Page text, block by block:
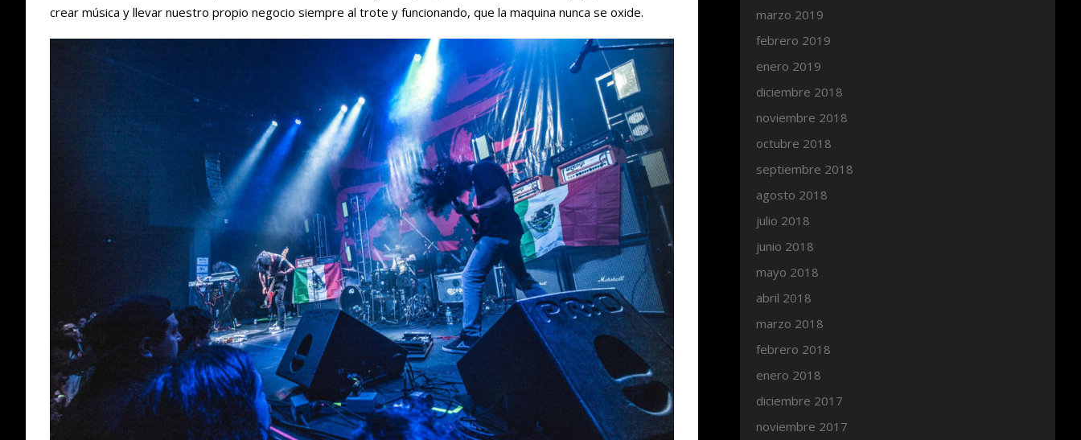
crear música y llevar nuestro propio negocio siempre al trote y funcionando, que la maquina nunca se oxide.
marzo 2019
febrero 2019
enero 2019
diciembre 2018
noviembre 2018
octubre 2018
septiembre 2018
agosto 2018
julio 2018
junio 2018
mayo 2018
abril 2018
marzo 2018
febrero 2018
enero 2018
diciembre 2017
noviembre 2017